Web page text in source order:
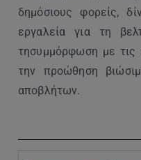
δημόσιους φορείς,
εργαλεία για τη
τησυμμόρφωση με τις
την προώθηση
αποβλήτων.